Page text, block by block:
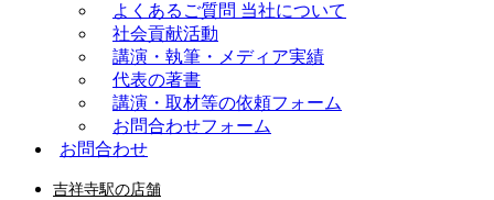
よくあるご質問 当社について
社会貢献活動
講演・執筆・メディア実績
代表の著書
講演・取材等の依頼フォーム
お問合わせフォーム
お問合わせ
吉祥寺駅の店舗